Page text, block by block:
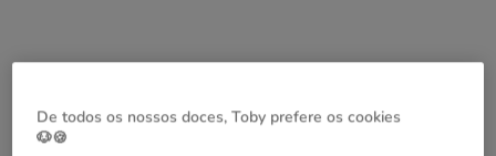
De todos os nossos doces, Toby prefere os cookies
🐶🍪